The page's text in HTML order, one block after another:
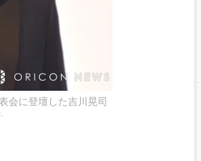
会に登壇した吉川晃司